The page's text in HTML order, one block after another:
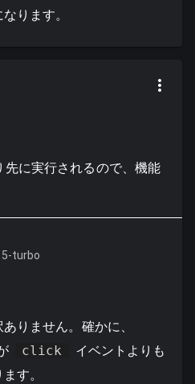
ります。
に実行されるので、機能
turbo
りません。確かに、
click
イベントよりも
す。